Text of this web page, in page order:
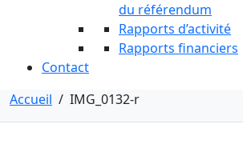
du référendum
Rapports d’activité
Rapports financiers
Contact
Accueil / IMG_0132-r